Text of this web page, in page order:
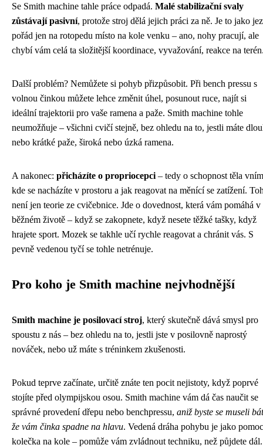
Se Smith machine tahle práce odpadá. Malé stabilizační svaly
zůstávají pasivní, protože stroj dělá jejich práci za ně. Je to jako
pořád jen na rotopedu místo na kole venku – ano, nohy pracují, ale
chybí vám celá ta složitější koordinace, vyvažování, reakce na
Další problém? Nemůžete si pohyb přizpůsobit. Při bench pressu s
volnou činkou můžete lehce změnit úhel, posunout ruce, najít si
ideální trajektorii pro vaše ramena a paže. Smith machine tohle
neumožňuje – všichni cvičí stejně, bez ohledu na to, jestli máte
nebo krátké paže, široká nebo úzká ramena.
A nakonec: přicházíte o propriocepci – tedy o schopnost těla
kde se nacházíte v prostoru a jak reagovat na měnící se zatížení.
není jen teorie ze cvičebnice. Jde o dovednost, která vám pomáhá v
běžném životě – když se zakopnete, když nesete těžké tašky, když
hrajete sport. Mozek se takhle učí rychle reagovat a chránit vás. S
pevně vedenou tyčí se tohle netrénuje.
Pro koho je Smith machine nejvhodnější
Smith machine je posilovací stroj, který skutečně dává smysl pro
spoustu z nás – bez ohledu na to, jestli jste v posilovně naprostý
nováček, nebo už máte s tréninkem zkušenosti.
Pokud teprve začínate, určitě znáte ten pocit nejistoty, když poprvé
stojíte před olympijskou osou. Smith machine vám dá čas naučit se
správné provedení dřepu nebo benchpressu, aniž byste se museli
že vám činka spadne na hlavu. Vedená dráha pohybu je jako
kolečka na kole – pomůže vám zvládnout techniku, než půjdete dál.